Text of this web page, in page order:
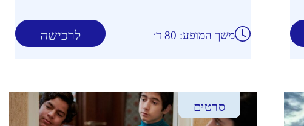
לרכישה משך המופע: 80 ד׳
סרטים